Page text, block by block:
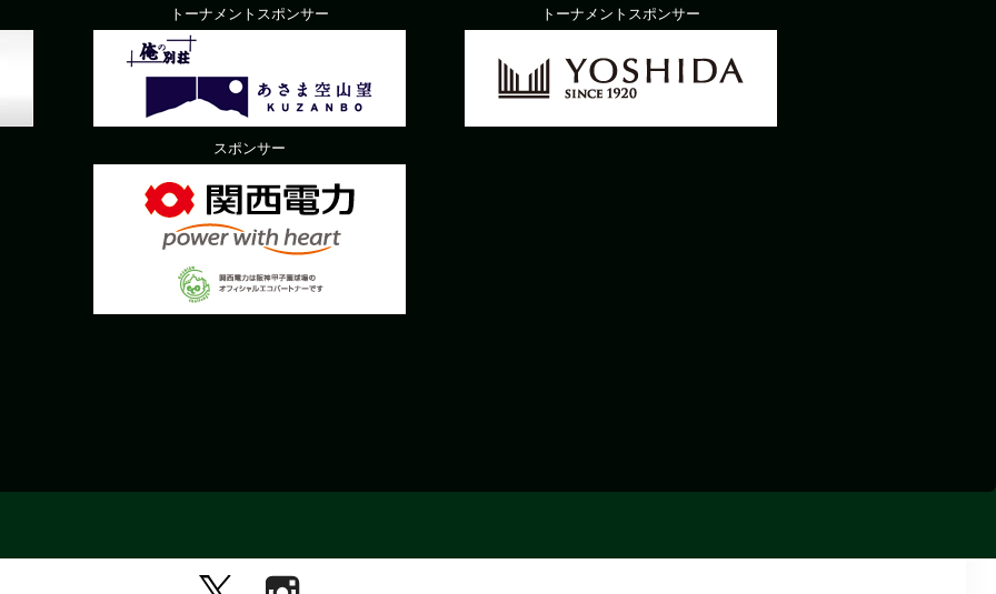
トーナメントスポンサー トーナメントスポンサー
スポンサー